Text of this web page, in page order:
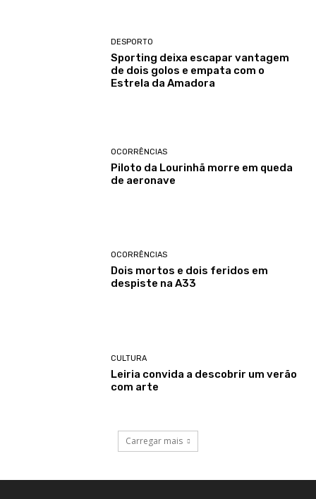
DESPORTO
Sporting deixa escapar vantagem
de dois golos e empata com o
Estrela da Amadora
OCORRÊNCIAS
Piloto da Lourinhã morre em queda
de aeronave
OCORRÊNCIAS
Dois mortos e dois feridos em
despiste na A33
CULTURA
Leiria convida a descobrir um verão
com arte
Carregar mais